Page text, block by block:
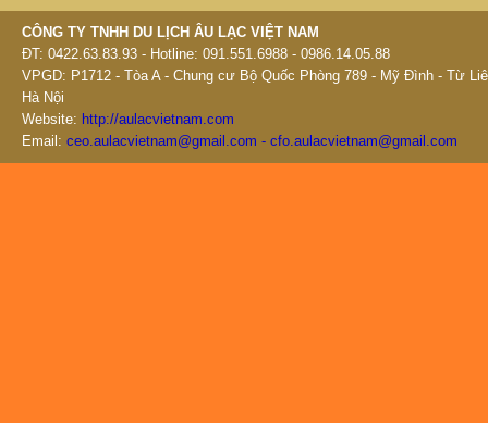
CÔNG TY TNHH DU LỊCH ÂU LẠC VIỆT NAM
ĐT: 0422.63.83.93 - Hotline: 091.551.6988 - 0986.14.05.88
VPGD: P1712 - Tòa A - Chung cư Bộ Quốc Phòng 789 - Mỹ Đình - Từ
Hà Nội
Website: http://aulacvietnam.com
Email: ceo.aulacvietnam@gmail.com - cfo.aulacvietnam@gmail.com